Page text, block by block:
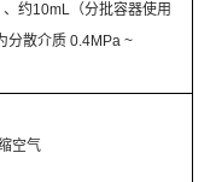
、约10mL（分批容器使用
分散介质 0.4MPa ~
空气